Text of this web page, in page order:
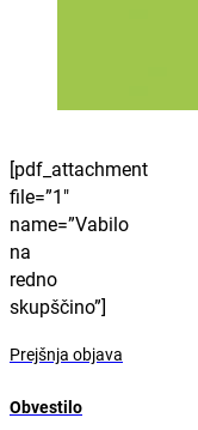
[pdf_attachment
file=”1″
name=”Vabilo
na
redno
skupščino”]
Prejšnja objava
Obvestilo